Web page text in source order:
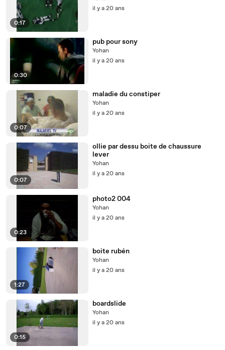
0:17
il y a 20 ans
0:30
pub pour sony
Yohan
il y a 20 ans
0:07
maladie du constiper
Yohan
il y a 20 ans
0:07
ollie par dessu boite de chaussure
lever
Yohan
il y a 20 ans
0:23
photo2 004
Yohan
il y a 20 ans
1:27
boite rubén
Yohan
il y a 20 ans
0:15
boardslide
Yohan
il y a 20 ans